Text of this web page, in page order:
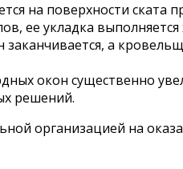
на поверхности
ее укладка
а
окон существенно
решений.
организацией на